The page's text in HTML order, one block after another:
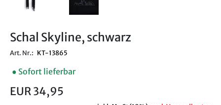
Schal Skyline, schwarz
Art. Nr.: KT-13865
● Sofort lieferbar
EUR 34,95